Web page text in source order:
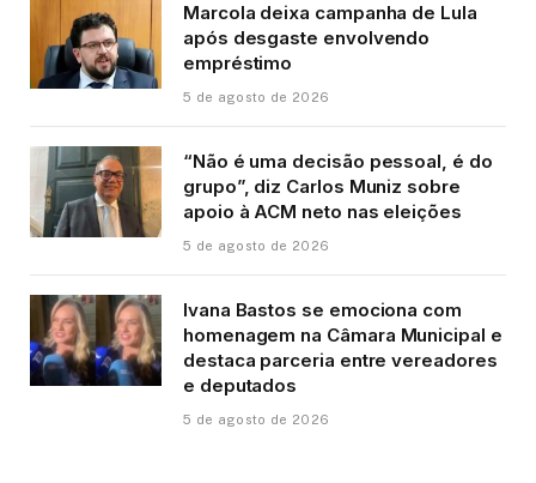
Marcola deixa campanha de Lula
após desgaste envolvendo
empréstimo
5 de agosto de 2026
“Não é uma decisão pessoal, é do
grupo”, diz Carlos Muniz sobre
apoio à ACM neto nas eleições
5 de agosto de 2026
Ivana Bastos se emociona com
homenagem na Câmara Municipal e
destaca parceria entre vereadores
e deputados
5 de agosto de 2026